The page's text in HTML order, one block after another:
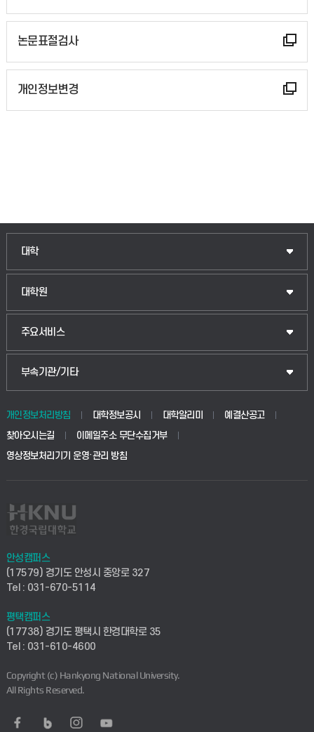
논문표절검사
개인정보변경
대학
인문융합공공인재학부
법경영학부
생명공학부
사회안전시스템공학부
컴퓨터응용수학부
ICT로봇기계공학부
전자전기공학부
디자인건축융합학부
AI융합학부
대학원
일반대학원
산업대학원
공공정책대학원
교육대학원
주요서비스
입학안내
웹메일
학사시스템(전문학사 및 전공심화)
사이버캠퍼스(전문학사 및 전공심화)
시설바로처리서비스
연구실안전관리시스템
산학연구관리시스템
찾아오시는길(평택)
부속기관/기타
중앙도서관
학생생활관(안성)
산학협력단
취업지원센터
창업지원센터
현장실습지원센터
개인정보처리방침 대학정보공시 대학알리미
예결산공고
찾아오시는길
이메일주소 무단수집거부
영상정보처리기기 운영·관리 방침
안성캠퍼스
(17579) 경기도 안성시 중앙로 327
Tel : 031-670-5114
평택캠퍼스
(17738) 경기도 평택시 한경대학로 35
Tel : 031-610-4600
Copyright (c) Hankyong National University.
All Rights Reserved.